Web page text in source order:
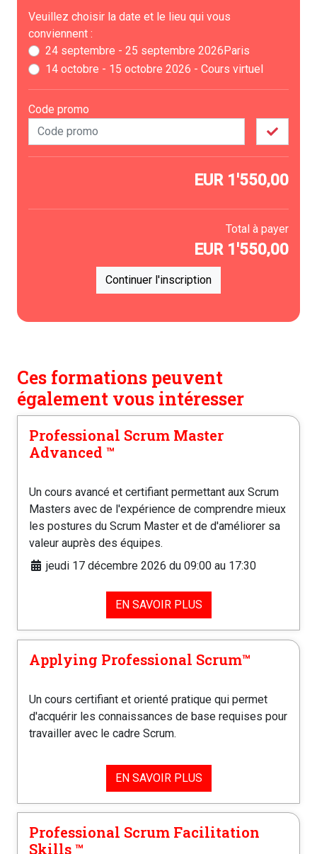
Veuillez choisir la date et le lieu qui vous
conviennent :
24 septembre - 25 septembre 2026Paris
14 octobre - 15 octobre 2026 - Cours virtuel
Code promo
EUR 1'550,00
Total à payer
EUR 1'550,00
Continuer l'inscription
Ces formations peuvent
également vous intéresser
Professional Scrum Master
Advanced ™️
Un cours avancé et certifiant permettant aux Scrum
Masters avec de l'expérience de comprendre mieux
les postures du Scrum Master et de d'améliorer sa
valeur auprès des équipes.
jeudi 17 décembre 2026 du 09:00 au 17:30
EN SAVOIR PLUS
Applying Professional Scrum™️
Un cours certifiant et orienté pratique qui permet
d'acquérir les connaissances de base requises pour
travailler avec le cadre Scrum.
EN SAVOIR PLUS
Professional Scrum Facilitation
Skills ™️